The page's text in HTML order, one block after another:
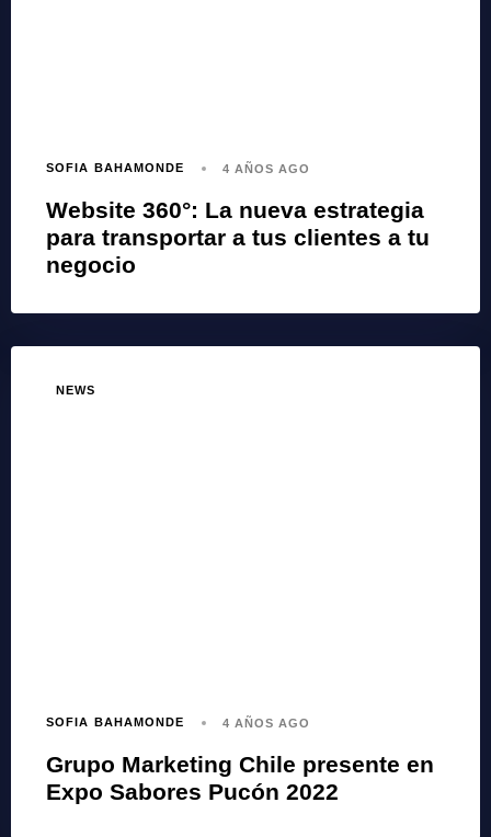
SOFIA BAHAMONDE 4 AÑOS AGO
Website 360°: La nueva estrategia
para transportar a tus clientes a tu
negocio
NEWS
SOFIA BAHAMONDE 4 AÑOS AGO
Grupo Marketing Chile presente en
Expo Sabores Pucón 2022